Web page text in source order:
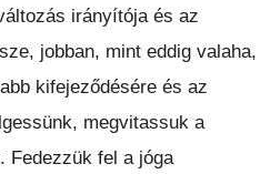
irányítója és az
jobban, mint eddig valaha,
kifejeződésére és az
megvitassuk a
Fedezzük fel a jóga